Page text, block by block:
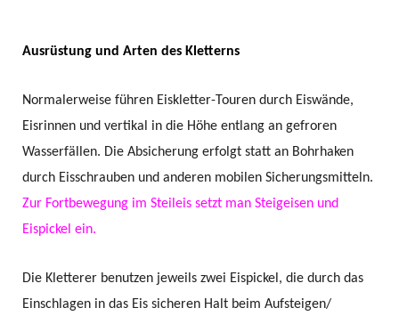
Ausrüstung und Arten des Kletterns
Normalerweise führen Eiskletter-Touren durch Eiswände,
Eisrinnen und vertikal in die Höhe entlang an gefroren
Wasserfällen. Die Absicherung erfolgt statt an Bohrhaken
durch Eisschrauben und anderen mobilen Sicherungsmitteln.
Zur Fortbewegung im Steileis setzt man Steigeisen und
Eispickel ein.
Die Kletterer benutzen jeweils zwei Eispickel, die durch das
Einschlagen in das Eis sicheren Halt beim Aufsteigen/